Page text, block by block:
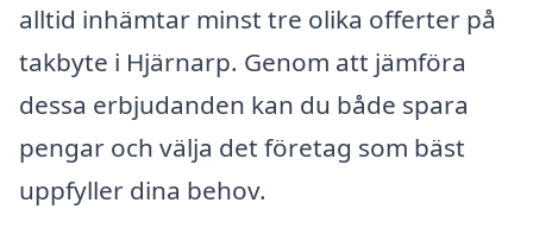
alltid inhämtar minst tre olika offerter på
takbyte i Hjärnarp. Genom att jämföra
dessa erbjudanden kan du både spara
pengar och välja det företag som bäst
uppfyller dina behov.